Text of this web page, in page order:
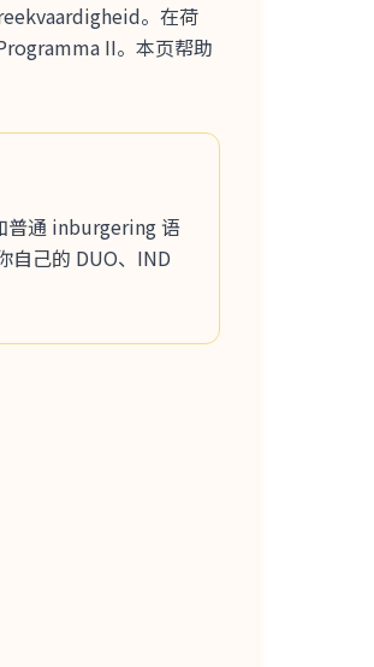
。在荷
II。本页帮助
普通 inburgering 语
自己的 DUO、IND